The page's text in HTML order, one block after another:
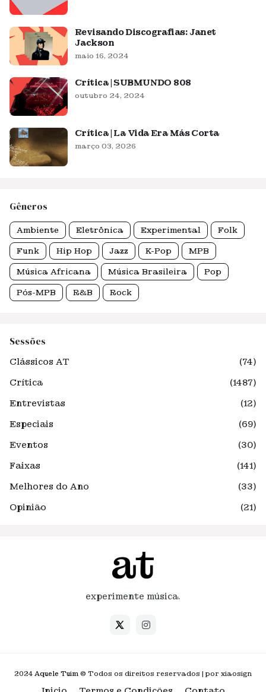
Revisando Discografias: Janet
Jackson
maio 16, 2024
Crítica | SUBMUNDO 808
outubro 24, 2024
Crítica | La Vida Era Más Corta
março 03, 2026
Gêneros
Ambiente Eletrônica Experimental Folk
Funk Hip Hop Jazz K-Pop MPB
Música Africana Música Brasileira Pop
Pós-MPB R&B Rock
Sessões
Clássicos AT
(74)
Crítica
(1487)
Entrevistas
(12)
Especiais
(69)
Eventos
(30)
Faixas
(141)
Melhores do Ano
(33)
Opinião
(21)
experimente música.
2024 Aquele Tuim © Todos os direitos reservados | por xiaosign